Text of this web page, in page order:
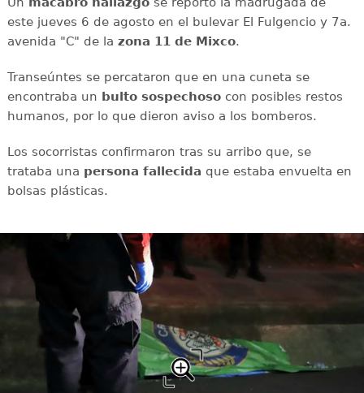
este jueves 6 de agosto en el bulevar El Fulgencio y 7a.
avenida "C" de la zona 11 de Mixco.
Transeúntes se percataron que en una cuneta se
encontraba un bulto sospechosocon posibles restos
humanos, por lo que dieron aviso a los bomberos.
Los socorristas confirmaron tras su arribo que, se
trataba una persona fallecida que estaba envuelta en
bolsas plásticas.